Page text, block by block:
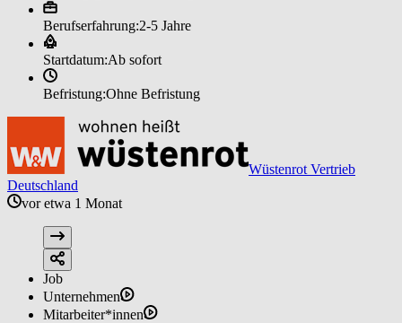
Berufserfahrung:2-5 Jahre
Startdatum:Ab sofort
Befristung:Ohne Befristung
Wüstenrot Vertrieb
Deutschland
vor etwa 1 Monat
Job
Unternehmen
Mitarbeiter*innen